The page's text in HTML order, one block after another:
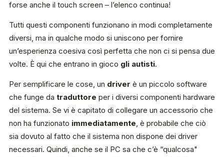
forse anche il touch screen – l’elenco continua!
Tutti questi componenti funzionano in modi completamente
diversi, ma in qualche modo si uniscono per fornire
un’esperienza coesiva così perfetta che non ci si pensa due
volte. È qui che entrano in gioco gli autisti.
Per semplificare le cose, un driver è un piccolo software
che funge da traduttore per i diversi componenti hardware
del sistema. Se vi è capitato di collegare un accessorio che
non ha funzionato immediatamente, è probabile che ciò
sia dovuto al fatto che il sistema non dispone dei driver
necessari. Quindi, anche se il PC sa che c’è “qualcosa"